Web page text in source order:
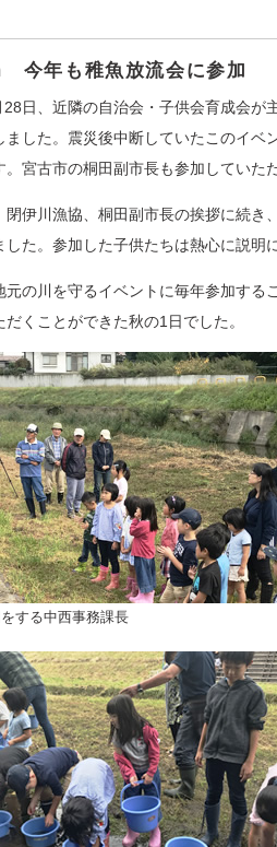
今年も稚魚放流会に参加
28日、近隣の自治会・子供会育成会が
ました。震災後中断していたこのイ
。宮古市の桐田副市長も参加していた
閉伊川漁協、桐田副市長の挨拶に続
した。参加した子供たちは熱心に説
元の川を守るイベントに毎年参加す
だくことができた秋の1日でした。
する中西事務課長